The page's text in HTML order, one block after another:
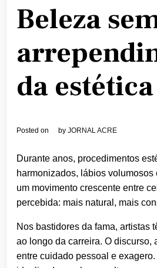
Beleza
da estética
Posted on by JORNAL ACRE
Durante anos, procedimentos
harmonizados, lábios
um movimento crescente entre
percebida: mais natural, mais
Nos bastidores da fama, artistas
ao longo da carreira. O discurso,
entre cuidado pessoal e